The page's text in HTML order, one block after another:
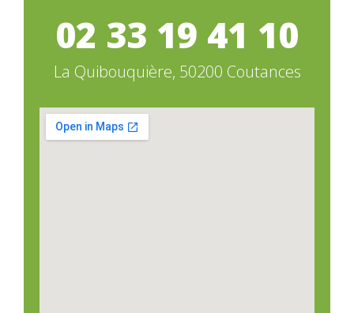
02 33 19 41 10
La Quibouquière, 50200 Coutances